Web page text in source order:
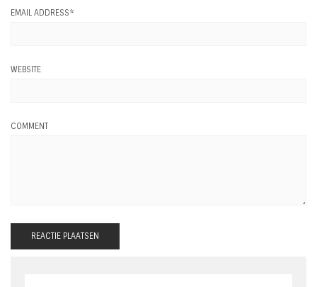
EMAIL ADDRESS*
WEBSITE
COMMENT